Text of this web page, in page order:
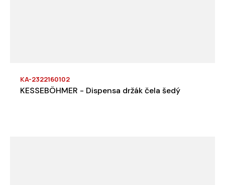
KA-2322160102
KESSEBÖHMER - Dispensa držák čela šedý